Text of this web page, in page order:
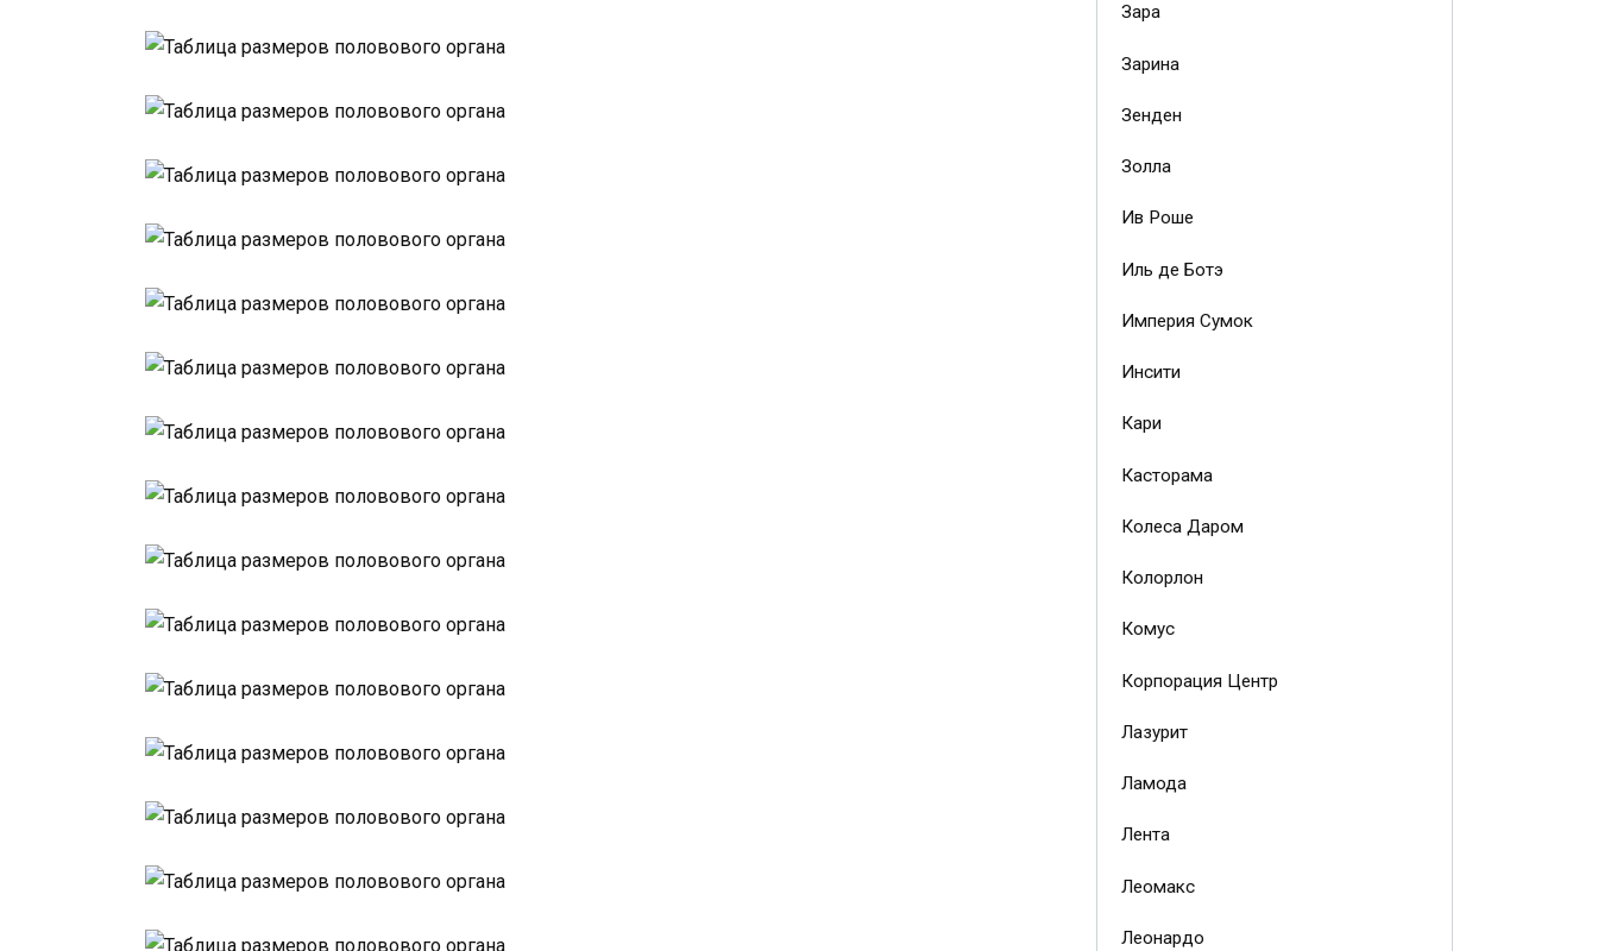
Зара
Зарина
Зенден
Золла
Ив Роше
Иль де Ботэ
Империя Сумок
Инсити
Кари
Касторама
Колеса Даром
Колорлон
Комус
Корпорация Центр
Лазурит
Ламода
Лента
Леомакс
Леонардо